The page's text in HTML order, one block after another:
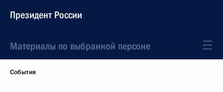
Президент России
Материалы по выбранной персоне
События